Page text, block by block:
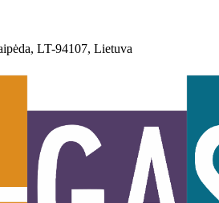
LT-94107, Lietuva